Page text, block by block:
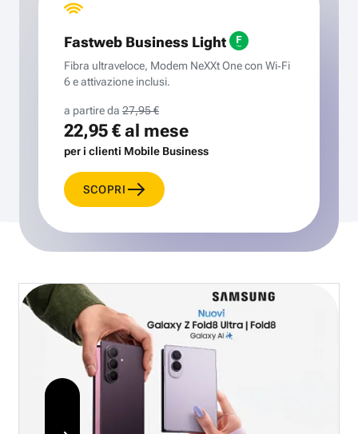
Fastweb Business Light
Fibra ultraveloce, Modem NeXXt One con Wi‑Fi
6 e attivazione inclusi.
a partire da 27,95 €
22,95 €al mese
per i clienti Mobile Business
SCOPRI